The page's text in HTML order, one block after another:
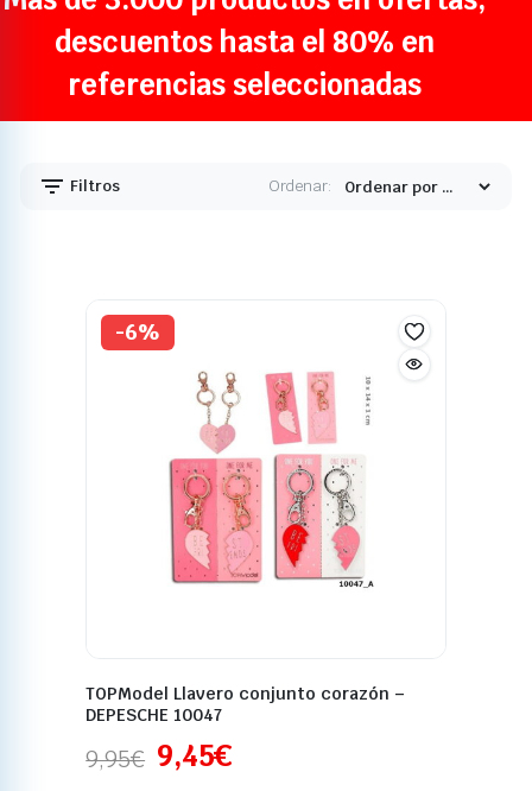
descuentos hasta el 80% en
referencias seleccionadas
Filtros Ordenar:
-6%
TOPModel Llavero conjunto corazón –
DEPESCHE 10047
9,95€ 9,45€